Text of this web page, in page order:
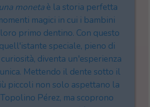
moneta è la storia perfetta
magici in cui i bambini
primo dentino. Con questo
speciale, pieno di
diventa un'esperienza
. Mettendo il dente sotto il
piccoli non solo aspettano la
Topolino Pérez, ma scoprono